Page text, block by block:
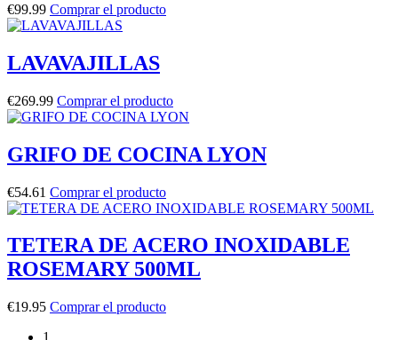
€99.99 Comprar el producto
LAVAVAJILLAS
€269.99 Comprar el producto
GRIFO DE COCINA LYON
€54.61 Comprar el producto
TETERA DE ACERO INOXIDABLE
ROSEMARY 500ML
€19.95 Comprar el producto